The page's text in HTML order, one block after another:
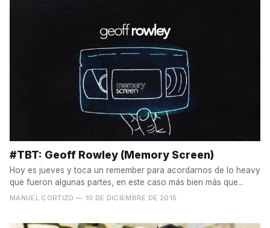
#TBT: Geoff Rowley (Memory Screen)
Hoy es jueves y toca un remember para acordarnos de lo heavy
que fueron algunas partes, en este caso más bien más que...
MANUEL CORTIZO — 10 DE DICIEMBRE DE 2015